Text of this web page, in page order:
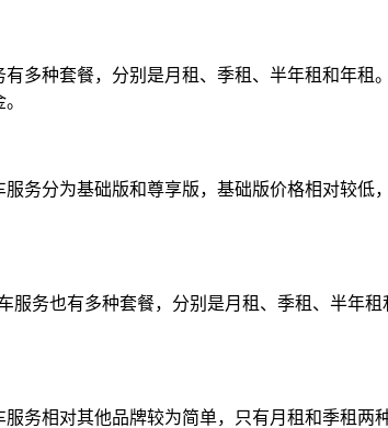
多种套餐，分别是月租、季租、半年租和年
务分为基础版和尊享版，基础版价格相对较低
务也有多种套餐，分别是月租、季租、半年
务相对其他品牌较为简单，只有月租和季租两